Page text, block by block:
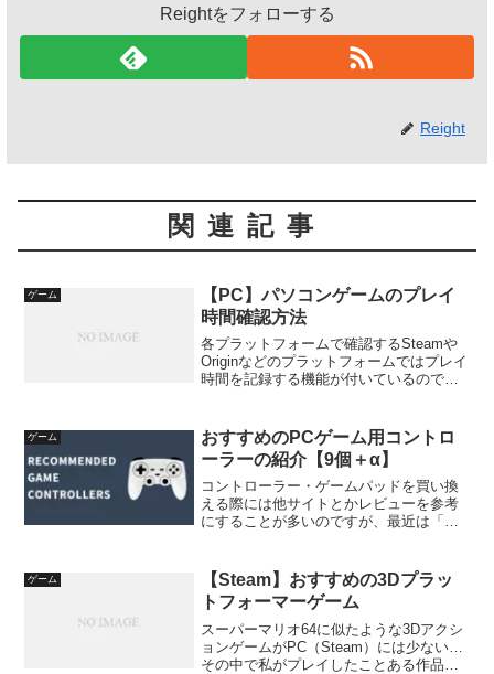
Reightをフォローする
Reight
関連記事
ゲーム
【PC】パソコンゲームのプレイ
時間確認方法
各プラットフォームで確認するSteamや
Originなどのプラットフォームではプレイ
時間を記録する機能が付いているのでそ
見るだけなので手軽悪い点・各クライア
ントをいち...
ゲーム
おすすめのPCゲーム用コントロ
ーラーの紹介【9個＋α】
コントローラー・ゲームパッドを買い換
える際には他サイトとかレビューを参考
にすることが多いのですが、最近は「令
「私が知らなかっただけの中堅ブラン
ド」なのか判別がつかな...
ゲーム
【Steam】おすすめの3Dプラッ
トフォーマーゲーム
スーパーマリオ64に似たような3Dアクシ
ョンゲームがPC（Steam）には少ない…
その中で私がプレイしたことある作品は